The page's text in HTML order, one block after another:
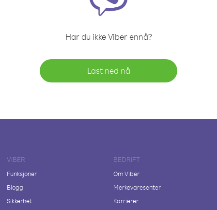
Har du ikke Viber ennå?
Last ned nå
VIBER
Funksjoner
Blogg
Sikkerhet
BEDRIFT
Om Viber
Merkevaresenter
Karrierer